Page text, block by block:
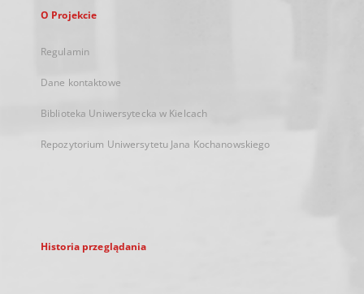
O Projekcie
Regulamin
Dane kontaktowe
Biblioteka Uniwersytecka w Kielcach
Repozytorium Uniwersytetu Jana Kochanowskiego
Historia przeglądania